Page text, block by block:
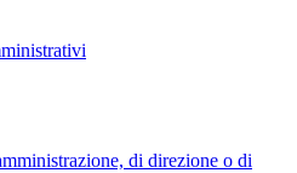
di direzione o di